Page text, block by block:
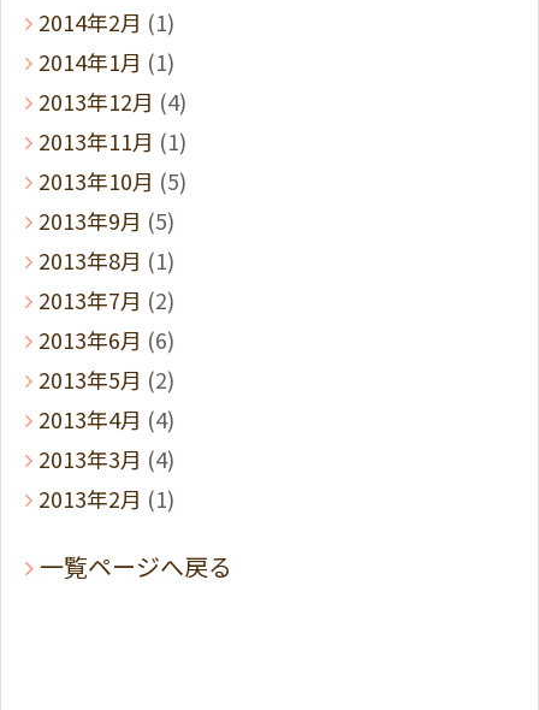
2014年2月 (1)
2014年1月 (1)
2013年12月 (4)
2013年11月 (1)
2013年10月 (5)
2013年9月 (5)
2013年8月 (1)
2013年7月 (2)
2013年6月 (6)
2013年5月 (2)
2013年4月 (4)
2013年3月 (4)
2013年2月 (1)
一覧ページへ戻る